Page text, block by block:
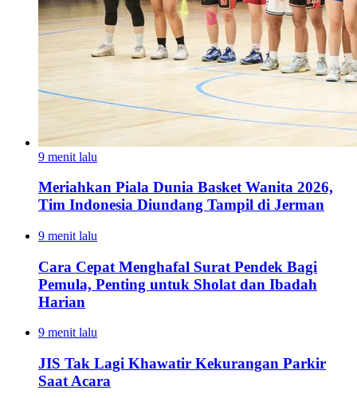
9 menit lalu
Meriahkan Piala Dunia Basket Wanita 2026,
Tim Indonesia Diundang Tampil di Jerman
9 menit lalu
Cara Cepat Menghafal Surat Pendek Bagi
Pemula, Penting untuk Sholat dan Ibadah
Harian
9 menit lalu
JIS Tak Lagi Khawatir Kekurangan Parkir
Saat Acara